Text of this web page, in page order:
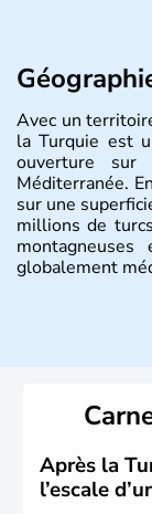
Avec un
la Turquie est
ouverture
Méditerranée.
sur une
millions de
globalement
Histoire
qui
ottoman.
orientale au
le 29 octobre
titre de capitale
Après la
l’escale